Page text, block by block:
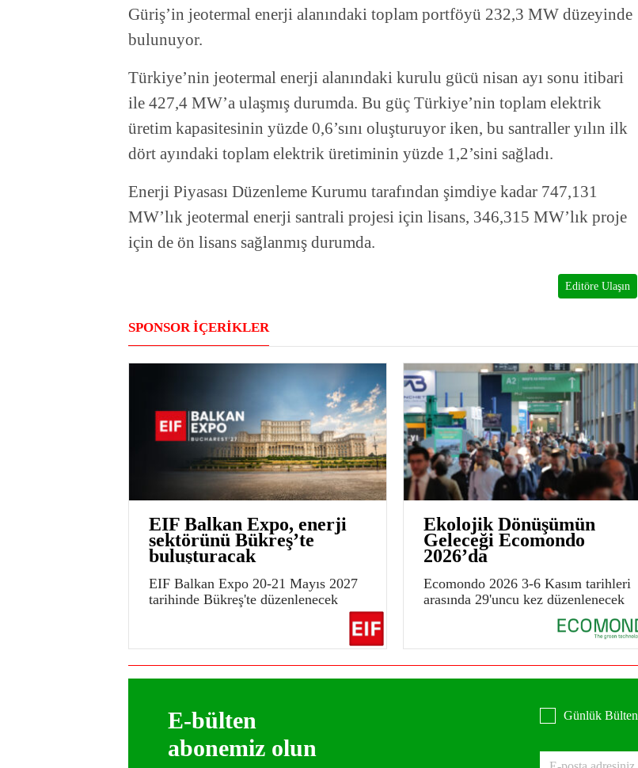
Güriş’in jeotermal enerji alanındaki toplam portföyü 232,3 MW düzeyinde
bulunuyor.
Türkiye’nin jeotermal enerji alanındaki kurulu gücü nisan ayı sonu itibari
ile 427,4 MW’a ulaşmış durumda. Bu güç Türkiye’nin toplam elektrik
üretim kapasitesinin yüzde 0,6’sını oluşturuyor iken, bu santraller yılın ilk
dört ayındaki toplam elektrik üretiminin yüzde 1,2’sini sağladı.
Enerji Piyasası Düzenleme Kurumu tarafından şimdiye kadar 747,131
MW’lık jeotermal enerji santrali projesi için lisans, 346,315 MW’lık proje
için de ön lisans sağlanmış durumda.
Editöre Ulaşın
SPONSOR İÇERİKLER
EIF Balkan Expo, enerji
sektörünü Bükreş’te
buluşturacak
EIF Balkan Expo 20-21 Mayıs 2027
tarihinde Bükreş'te düzenlenecek
Ekolojik Dönüşümün
Geleceği Ecomondo
2026’da
Ecomondo 2026 3-6 Kasım tarihleri
arasında 29'uncu kez düzenlenecek
E-bülten
abonemiz olun
Günlük Bülten